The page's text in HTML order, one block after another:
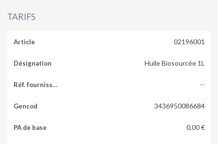
TARIFS
02196001
Huile Biosourcée 1L
--
3436950086684
0,00 €